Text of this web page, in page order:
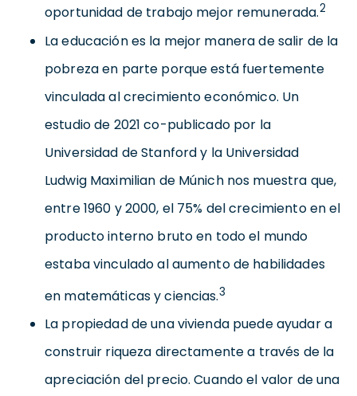
oportunidad de trabajo mejor remunerada.2
La educación es la mejor manera de salir de la
pobreza en parte porque está fuertemente
vinculada al crecimiento económico. Un
estudio de 2021 co-publicado por la
Universidad de Stanford y la Universidad
Ludwig Maximilian de Múnich nos muestra que,
entre 1960 y 2000, el 75% del crecimiento en el
producto interno bruto en todo el mundo
estaba vinculado al aumento de habilidades
en matemáticas y ciencias.3
La propiedad de una vivienda puede ayudar a
construir riqueza directamente a través de la
apreciación del precio. Cuando el valor de una